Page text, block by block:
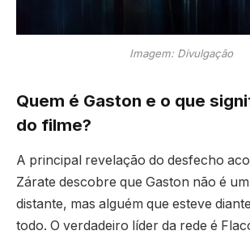
Imagem: Divulgação
Quem é Gaston e o que
do filme?
A principal revelação do desfecho
Zárate descobre que Gaston não é
distante, mas alguém que esteve
todo. O verdadeiro líder da rede é